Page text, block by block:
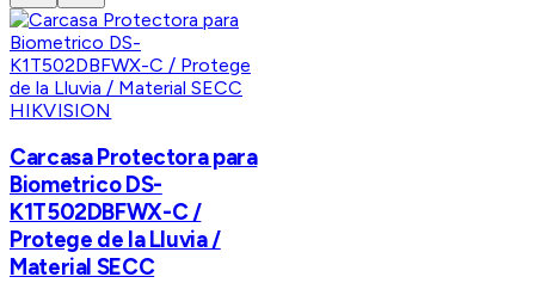
HIKVISION
Carcasa Protectora para
Biometrico DS-
K1T502DBFWX-C /
Protege de la Lluvia /
Material SECC